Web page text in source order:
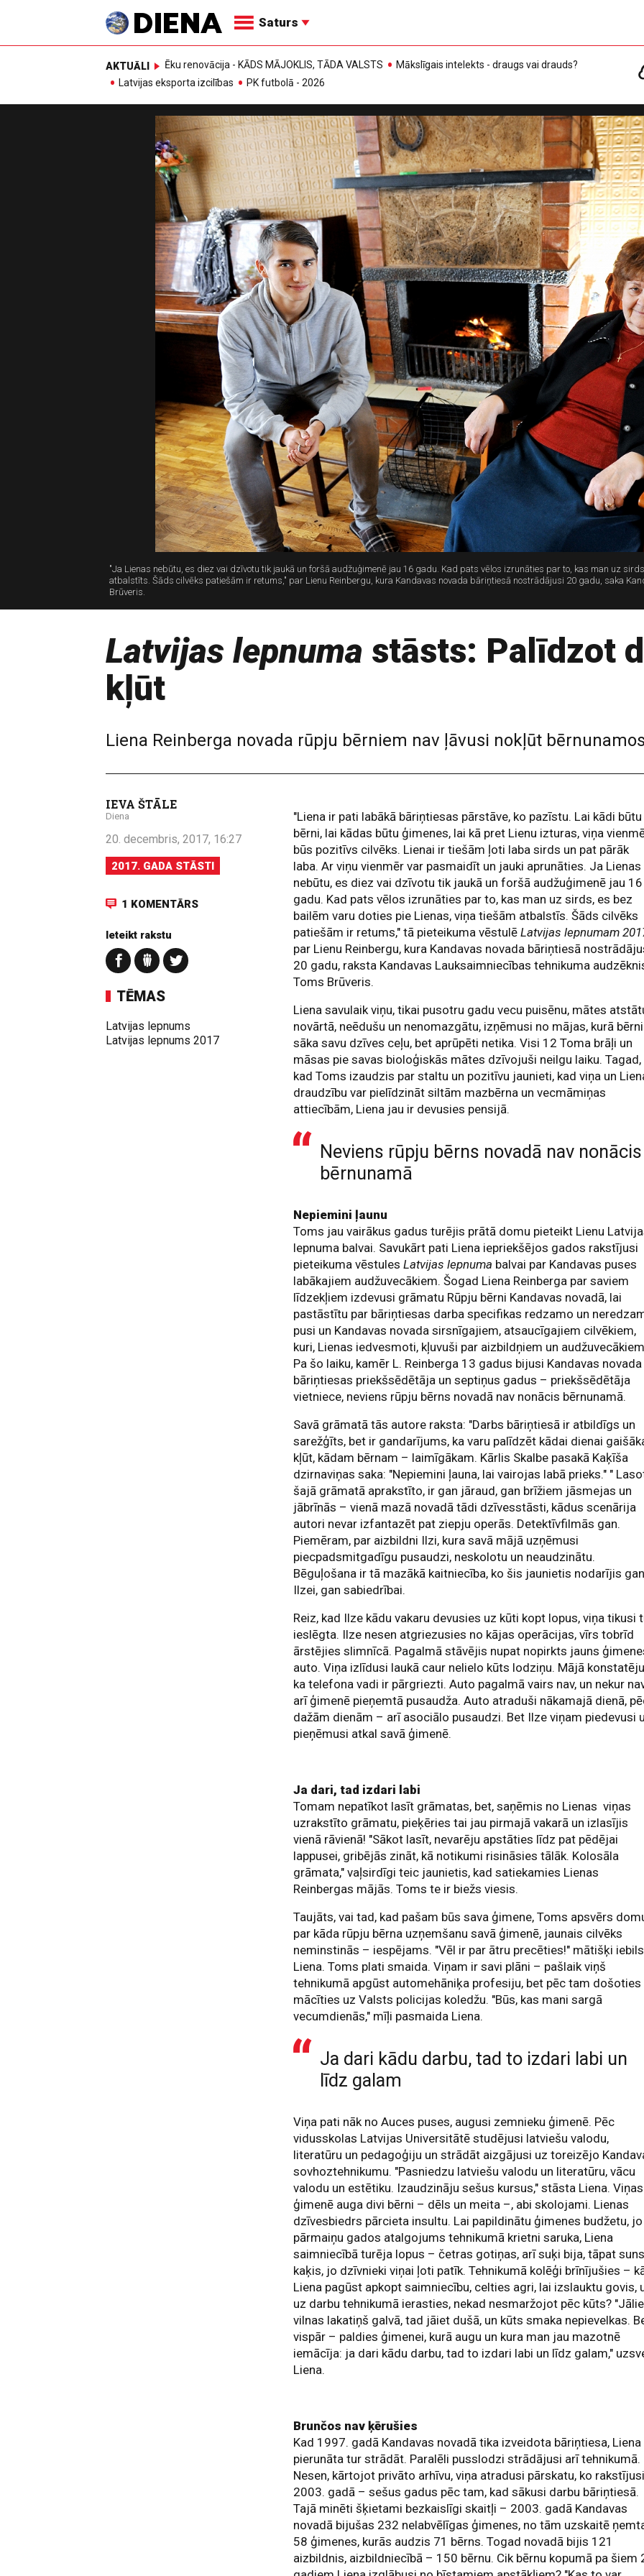
Saturs
AKTUĀLI Ēku renovācija - KĀDS MĀJOKLIS, TĀDA VALSTS
Mākslīgais intelekts - draugs vai drauds?
Latvijas eksporta izcilības
PK futbolā - 2026
"Ja Lienas nebūtu, es diez vai dzīvotu tik jaukā un foršā audžuģimenē jau 16 gadu. Kad pats vēlos izrunāties par to, kas man uz
atbalstīts. Šāds cilvēks patiešām ir retums," par Lienu Reinbergu, kura Kandavas novada bāriņtiesā nostrādājusi 20 gadu, saka
Brūveris.
Latvijas lepnuma stāsts: Palīdzot
kļūt
Liena Reinberga novada rūpju bērniem nav ļāvusi nokļūt
IEVA ŠTĀLE
Diena
20. decembris, 2017, 16:27
2017. GADA STĀSTI
1 KOMENTĀRS
Ieteikt rakstu
TĒMAS
Latvijas lepnums
Latvijas lepnums 2017
"Liena ir pati labākā bāriņtiesas pārstāve, ko pazīstu. Lai kādi būtu
bērni, lai kādas būtu ģimenes, lai kā pret Lienu izturas, viņa
būs pozitīvs cilvēks. Lienai ir tiešām ļoti laba sirds un pat pārāk
laba. Ar viņu vienmēr var pasmaidīt un jauki aprunāties. Ja Lienas
nebūtu, es diez vai dzīvotu tik jaukā un foršā audžuģimenē jau 16
gadu. Kad pats vēlos izrunāties par to, kas man uz sirds, es bez
bailēm varu doties pie Lienas, viņa tiešām atbalstīs. Šāds cilvēks
patiešām ir retums," tā pieteikuma vēstulēLatvijas lepnumam
par Lienu Reinbergu, kura Kandavas novada bāriņtiesā
20 gadu, raksta Kandavas Lauksaimniecības tehnikuma
Toms Brūveris.
Liena savulaik viņu, tikai pusotru gadu vecu puisēnu, mātes
novārtā, neēdušu un nenomazgātu, izņēmusi no mājas, kurā bērni
sāka savu dzīves ceļu, bet aprūpēti netika. Visi 12 Toma brāļi un
māsas pie savas bioloģiskās mātes dzīvojuši neilgu laiku. Tagad,
kad Toms izaudzis par staltu un pozitīvu jaunieti, kad viņa un
draudzību var pielīdzināt siltām mazbērna un vecmāmiņas
attiecībām, Liena jau ir devusies pensijā.
Neviens rūpju bērns novadā nav nonācis
bērnunamā
Nepiemini ļaunu
Toms jau vairākus gadus turējis prātā domu pieteikt Lienu
lepnuma balvai. Savukārt pati Liena iepriekšējos gados rakstījusi
pieteikuma vēstulesLatvijas lepnuma balvai par Kandavas puses
labākajiem audžuvecākiem. Šogad Liena Reinberga par saviem
līdzekļiem izdevusi grāmatu Rūpju bērni Kandavas novadā, lai
pastāstītu par bāriņtiesas darba specifikas redzamo un
pusi un Kandavas novada sirsnīgajiem, atsaucīgajiem cilvēkiem,
kuri, Lienas iedvesmoti, kļuvuši par aizbildņiem un
Pa šo laiku, kamēr L. Reinberga 13 gadus bijusi Kandavas novada
bāriņtiesas priekšsēdētāja un septiņus gadus – priekšsēdētāja
vietniece, neviens rūpju bērns novadā nav nonācis bērnunamā.
Savā grāmatā tās autore raksta: "Darbs bāriņtiesā ir atbildīgs un
sarežģīts, bet ir gandarījums, ka varu palīdzēt kādai dienai
kļūt, kādam bērnam – laimīgākam. Kārlis Skalbe pasakā Kaķīša
dzirnaviņas saka: "Nepiemini ļauna, lai vairojas labā prieks." "
šajā grāmatā aprakstīto, ir gan jāraud, gan brīžiem jāsmejas un
jābrīnās – vienā mazā novadā tādi dzīvesstāsti, kādus scenārija
autori nevar izfantazēt pat ziepju operās. Detektīvfilmās gan.
Piemēram, par aizbildni Ilzi, kura savā mājā uzņēmusi
piecpadsmitgadīgu pusaudzi, neskolotu un neaudzinātu.
Bēguļošana ir tā mazākā kaitniecība, ko šis jaunietis nodarījis gan
Ilzei, gan sabiedrībai.
Reiz, kad Ilze kādu vakaru devusies uz kūti kopt lopus, viņa tikusi
ieslēgta. Ilze nesen atgriezusies no kājas operācijas, vīrs tobrīd
ārstējies slimnīcā. Pagalmā stāvējis nupat nopirkts jauns
auto. Viņa izlīdusi laukā caur nelielo kūts lodziņu. Mājā
ka telefona vadi ir pārgriezti. Auto pagalmā vairs nav, un nekur
arī ģimenē pieņemtā pusaudža. Auto atraduši nākamajā dienā,
dažām dienām – arī asociālo pusaudzi. Bet Ilze viņam piedevusi
pieņēmusi atkal savā ģimenē.
Ja dari, tad izdari labi
Tomam nepatīkot lasīt grāmatas, bet, saņēmis no Lienas viņas
uzrakstīto grāmatu, pieķēries tai jau pirmajā vakarā un izlasījis
vienā rāvienā! "Sākot lasīt, nevarēju apstāties līdz pat pēdējai
lappusei, gribējās zināt, kā notikumi risināsies tālāk. Kolosāla
grāmata," vaļsirdīgi teic jaunietis, kad satiekamies Lienas
Reinbergas mājās. Toms te ir biežs viesis.
Taujāts, vai tad, kad pašam būs sava ģimene, Toms apsvērs
par kāda rūpju bērna uzņemšanu savā ģimenē, jaunais cilvēks
neminstinās – iespējams. "Vēl ir par ātru precēties!" mātišķi
Liena. Toms plati smaida. Viņam ir savi plāni – pašlaik viņš
tehnikumā apgūst automehāniķa profesiju, bet pēc tam došoties
mācīties uz Valsts policijas koledžu. "Būs, kas mani sargā
vecumdienās," mīļi pasmaida Liena.
Ja dari kādu darbu, tad to izdari labi un
līdz galam
Viņa pati nāk no Auces puses, augusi zemnieku ģimenē. Pēc
vidusskolas Latvijas Universitātē studējusi latviešu valodu,
literatūru un pedagoģiju un strādāt aizgājusi uz toreizējo
sovhoztehnikumu. "Pasniedzu latviešu valodu un literatūru, vācu
valodu un estētiku. Izaudzināju sešus kursus," stāsta Liena. Viņas
ģimenē auga divi bērni – dēls un meita –, abi skolojami. Lienas
dzīvesbiedrs pārcieta insultu. Lai papildinātu ģimenes budžetu, jo
pārmaiņu gados atalgojums tehnikumā krietni saruka, Liena
saimniecībā turēja lopus – četras gotiņas, arī suķi bija, tāpat
kaķis, jo dzīvnieki viņai ļoti patīk. Tehnikumā kolēģi brīnījušies –
Liena pagūst apkopt saimniecību, celties agri, lai izslauktu govis,
uz darbu tehnikumā ierasties, nekad nesmaržojot pēc kūts?
vilnas lakatiņš galvā, tad jāiet dušā, un kūts smaka nepievelkas.
vispār – paldies ģimenei, kurā augu un kura man jau mazotnē
iemācīja: ja dari kādu darbu, tad to izdari labi un līdz galam,"
Liena.
Brunčos nav ķērušies
Kad 1997. gadā Kandavas novadā tika izveidota bāriņtiesa, Liena
pierunāta tur strādāt. Paralēli pusslodzi strādājusi arī tehnikumā.
Nesen, kārtojot privāto arhīvu, viņa atradusi pārskatu, ko rakstījusi
2003. gadā – sešus gadus pēc tam, kad sākusi darbu bāriņtiesā.
Tajā minēti šķietami bezkaislīgi skaitļi – 2003. gadā Kandavas
novadā bijušas 232 nelabvēlīgas ģimenes, no tām uzskaitē
58 ģimenes, kurās audzis 71 bērns. Togad novadā bijis 121
aizbildnis, aizbildniecībā – 150 bērnu. Cik bērnu kopumā pa šiem